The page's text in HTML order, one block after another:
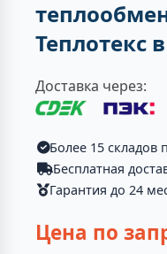
Теплотекc
Доставка через:
Более 15 складов
Бесплатная
Гарантия до 24
Цена по